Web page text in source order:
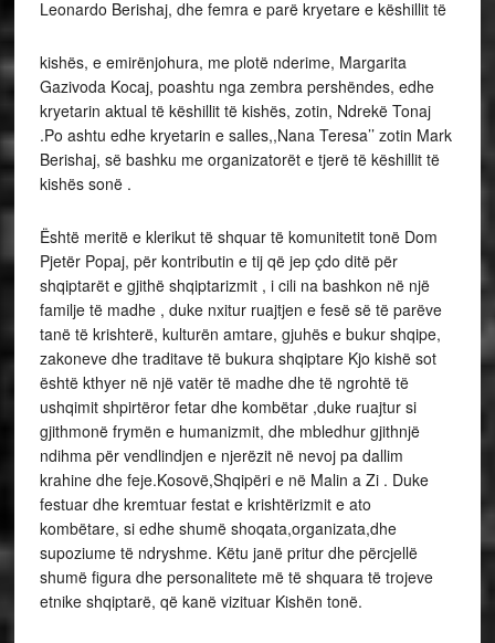
Leonardo Berishaj, dhe femra e parë kryetare e këshillit të
kishës, e emirënjohura, me plotë nderime, Margarita
Gazivoda Kocaj, poashtu nga zembra pershëndes, edhe
kryetarin aktual të këshillit të kishës, zotin, Ndrekë Tonaj
.Po ashtu edhe kryetarin e salles,,Nana Teresa’’ zotin Mark
Berishaj, së bashku me organizatorët e tjerë të këshillit të
kishës sonë .
Është meritë e klerikut të shquar të komunitetit tonë Dom
Pjetër Popaj, për kontributin e tij që jep çdo ditë për
shqiptarët e gjithë shqiptarizmit , i cili na bashkon në një
familje të madhe , duke nxitur ruajtjen e fesë së të parëve
tanë të krishterë, kulturën amtare, gjuhës e bukur shqipe,
zakoneve dhe traditave të bukura shqiptare Kjo kishë sot
është kthyer në një vatër të madhe dhe të ngrohtë të
ushqimit shpirtëror fetar dhe kombëtar ,duke ruajtur si
gjithmonë frymën e humanizmit, dhe mbledhur gjithnjë
ndihma për vendlindjen e njerëzit në nevoj pa dallim
krahine dhe feje.Kosovë,Shqipëri e në Malin a Zi . Duke
festuar dhe kremtuar festat e krishtërizmit e ato
kombëtare, si edhe shumë shoqata,organizata,dhe
supoziume të ndryshme. Këtu janë pritur dhe përcjellë
shumë figura dhe personalitete më të shquara të trojeve
etnike shqiptarë, që kanë vizituar Kishën tonë.